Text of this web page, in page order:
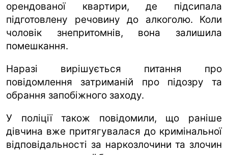
орендованої квартири, де підсипала
підготовлену речовину до алкоголю. Коли
чоловік знепритомнів, вона залишила
помешкання.
Наразі вирішується питання про
повідомлення затриманій про підозру та
обрання запобіжного заходу.
У поліції також повідомили, що раніше
дівчина вже притягувалася до кримінальної
відповідальності за наркозлочини та злочин